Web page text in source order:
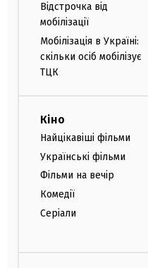
Відстрочка від
мобілізації
Мобілізація в Україні:
скільки осіб мобілізує
ТЦК
Кіно
Найцікавіші фільми
Українські фільми
Фільми на вечір
Комедії
Серіали